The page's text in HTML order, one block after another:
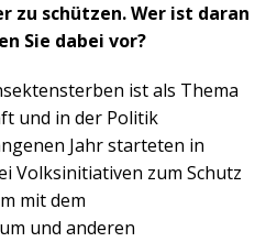
zu schützen. Wer ist daran
Sie dabei vor?
ist als Thema
und in der Politik
Jahr starteten in
Volksinitiativen zum Schutz
mit dem
und anderen